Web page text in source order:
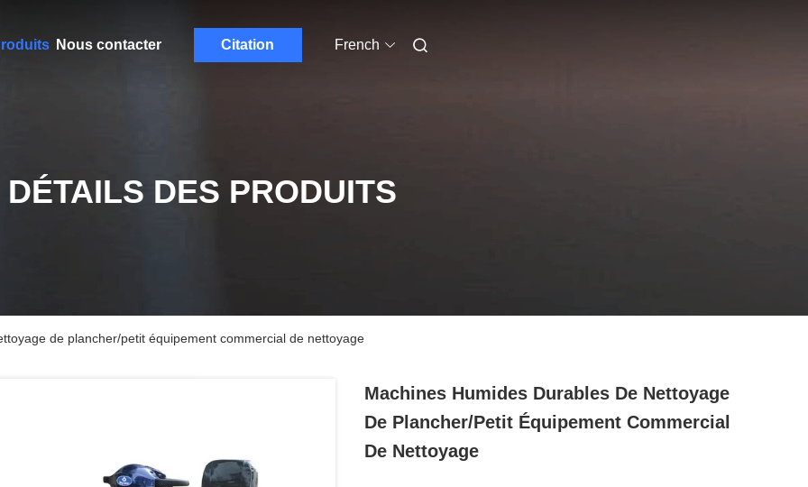
Nous contacter Citation French
DÉTAILS DES PRODUITS
de plancher/petit équipement commercial de nettoyage
Machines Humides Durables De Nettoyage
De Plancher/petit Équipement Commercial
De Nettoyage